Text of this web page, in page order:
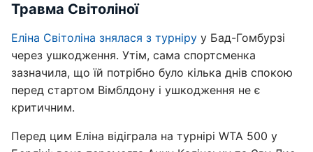
Травма Світоліної
Еліна Світоліна знялася з турніру у Бад-Гомбурзі
через ушкодження. Утім, сама спортсменка
зазначила, що їй потрібно було кілька днів спокою
перед стартом Вімблдону і ушкодження не є
критичним.
Перед цим Еліна відіграла на турнірі WTA 500 у